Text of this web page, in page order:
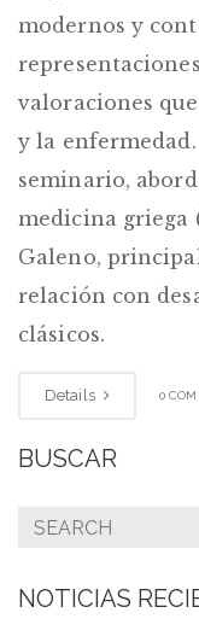
modernos y
valoraciones
y la
seminario,
medicina griega
Galeno,
relación con
clásicos.
Details 0
BUSCAR
NOTICIAS